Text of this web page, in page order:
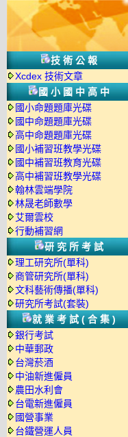
技術公報
Xcdex 技術文章
國小國中高中
國小命題題庫光碟
國中命題題庫光碟
高中命題題庫光碟
國小補習班教學光碟
國中補習班教育光碟
高中補習班教學光碟
翰林雲端學院
林晟老師數學
艾爾雲校
行動補習網
研究所考試
理工研究所(單科)
商管研究所(單科)
文科藝術傳播(單科)
研究所考試(套裝)
就業考試(合集)
銀行考試
中華郵政
台灣菸酒
中油新進僱員
農田水利會
台電新進僱員
國營事業
台鐵營運人員